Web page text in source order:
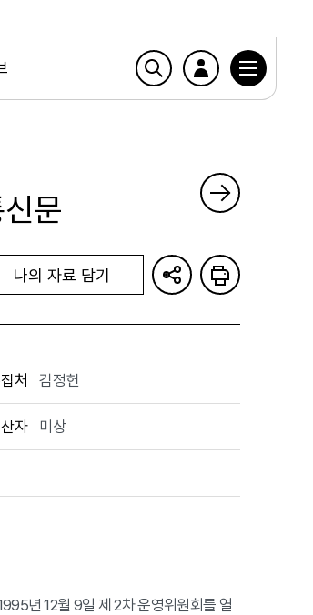
문
나의 자료 담기
처 김정헌
자 미상
년 12월 9일 제 2차 운영위원회를 열